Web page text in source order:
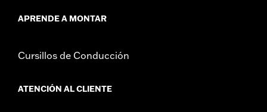
APRENDE A MONTAR
Cursillos de Conducción
ATENCIÓN AL CLIENTE